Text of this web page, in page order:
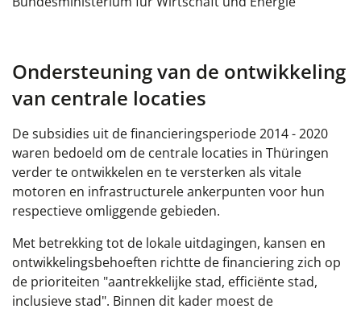
Ondersteuning van de ontwikkeling
van centrale locaties
De subsidies uit de financieringsperiode 2014 - 2020
waren bedoeld om de centrale locaties in Thüringen
verder te ontwikkelen en te versterken als vitale
motoren en infrastructurele ankerpunten voor hun
respectieve omliggende gebieden.
Met betrekking tot de lokale uitdagingen, kansen en
ontwikkelingsbehoeften richtte de financiering zich op
de prioriteiten "aantrekkelijke stad, efficiënte stad,
inclusieve stad". Binnen dit kader moest de